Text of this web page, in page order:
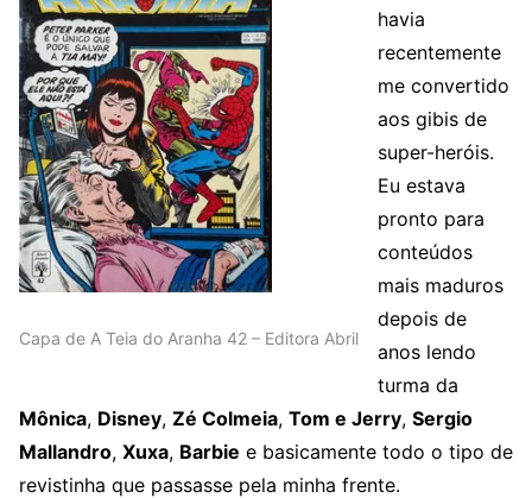
Capa de A Teia do Aranha 42 – Editora Abril
havia
recentemente
me convertido
aos gibis de
super-heróis.
Eu estava
pronto para
conteúdos
mais maduros
depois de
anos lendo
turma da
Mônica, Disney, Zé Colmeia, Tom e Jerry, Sergio
Mallandro, Xuxa, Barbie e basicamente todo o tipo de
revistinha que passasse pela minha frente.